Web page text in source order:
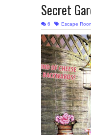
Secret
6 Escape